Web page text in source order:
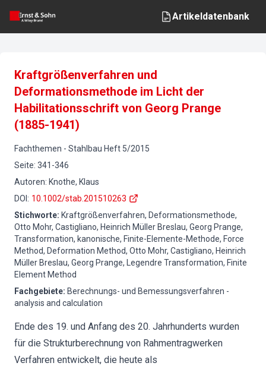
Artikeldatenbank
Kraftgrößenverfahren und
Deformationsmethode im Licht der
Habilitationsschrift von Georg Prange
(1885-1941)
Fachthemen - Stahlbau Heft 5/2015
Seite: 341-346
Autoren: Knothe, Klaus
DOI : 10.1002/stab.201510263
Stichworte: Kraftgrößenverfahren, Deformationsmethode,
Otto Mohr, Castigliano, Heinrich Müller Breslau, Georg Prange,
Transformation, kanonische, Finite-Elemente-Methode, Force
Method, Deformation Method, Otto Mohr, Castigliano, Heinrich
Müller Breslau, Georg Prange, Legendre Transformation, Finite
Element Method
Fachgebiete: Berechnungs- und Bemessungsverfahren -
analysis and calculation
Ende des 19. und Anfang des 20. Jahrhunderts wurden
für die Strukturberechnung von Rahmentragwerken
Verfahren entwickelt, die heute als